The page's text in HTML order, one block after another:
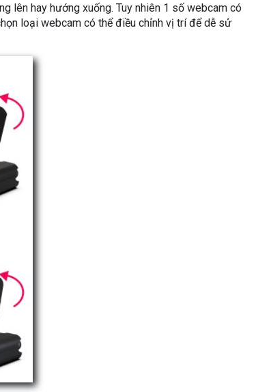
lên hay hướng xuống. Tuy nhiên 1 số webcam có
loại webcam có thể điều chỉnh vị trí để dễ sử